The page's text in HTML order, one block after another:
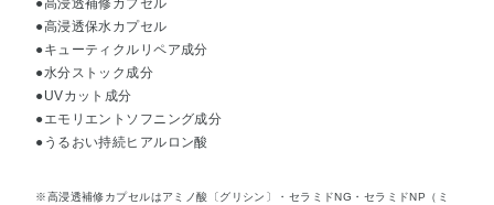
●高浸透補修カプセル
●高浸透保水カプセル
●キューティクルリペア成分
●水分ストック成分
●UVカット成分
●エモリエントソフニング成分
●うるおい持続ヒアルロン酸
※高浸透補修カプセルはアミノ酸〔グリシン〕・セラミドNG・セラミドNP（ミ